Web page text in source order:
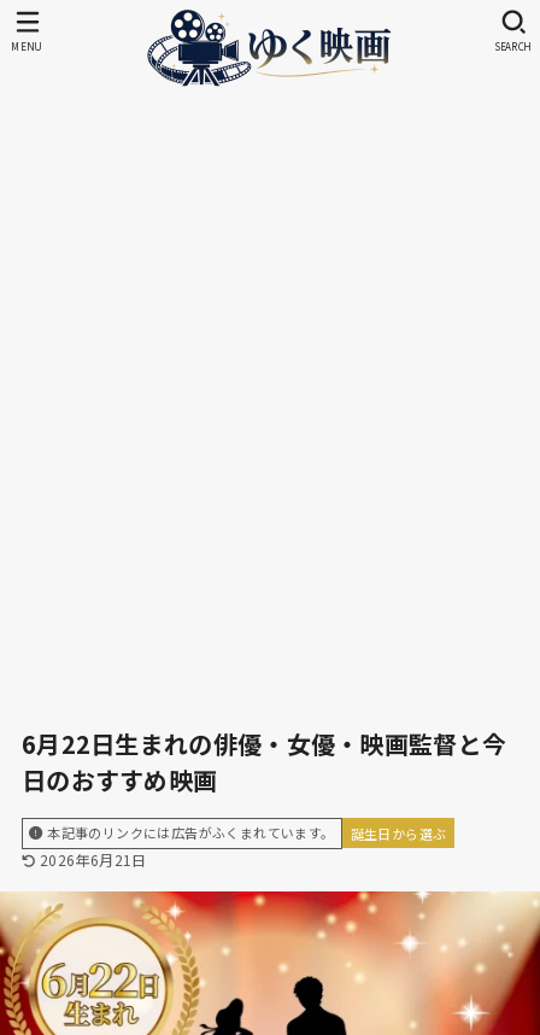
SEARCH
MENU
6月22日生まれの俳優・女優・映画監督と今
日のおすすめ映画
本記事のリンクには広告がふくまれています。 誕生日から選ぶ
2026年6月21日